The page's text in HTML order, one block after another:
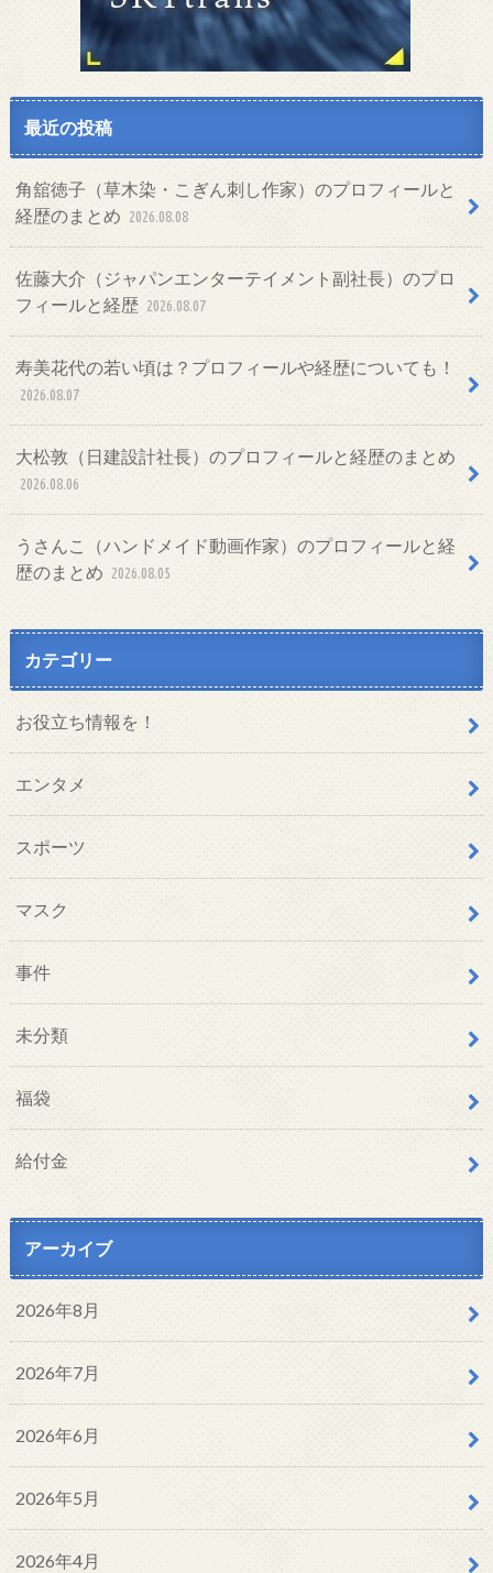
最近の投稿
角舘徳子（草木染・こぎん刺し作家）のプロフィールと
経歴のまとめ 2026.08.08
佐藤大介（ジャパンエンターテイメント副社長）のプロ
フィールと経歴 2026.08.07
寿美花代の若い頃は？プロフィールや経歴についても！
2026.08.07
大松敦（日建設計社長）のプロフィールと経歴のまとめ
2026.08.06
うさんこ（ハンドメイド動画作家）のプロフィールと経
歴のまとめ 2026.08.05
カテゴリー
お役立ち情報を！
エンタメ
スポーツ
マスク
事件
未分類
福袋
給付金
アーカイブ
2026年8月
2026年7月
2026年6月
2026年5月
2026年4月